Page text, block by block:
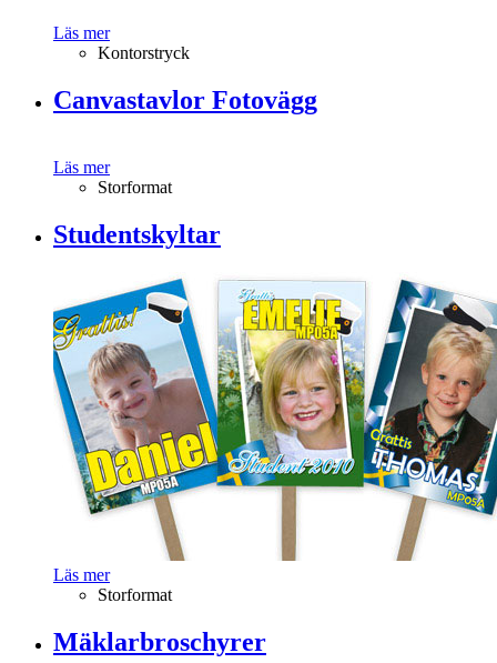
Läs mer
Kontorstryck
Canvastavlor Fotovägg
Läs mer
Storformat
Studentskyltar
Läs mer
Storformat
Mäklarbroschyrer